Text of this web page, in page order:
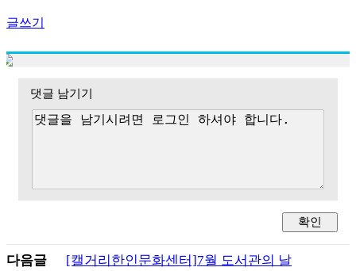
글쓰기
댓글 남기기
다음글 [캘거리한인문화센터]7월 도서관의 날